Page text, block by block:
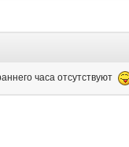
часа отсутствуют